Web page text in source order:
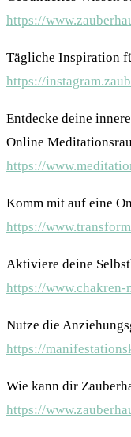
https://
Tägliche Inspiration
https://
Entdecke deine
Online
https://
Komm mit auf eine
https://
Aktiviere deine
https://www.chakren-
Nutze die
https://
Wie kann dir
https://